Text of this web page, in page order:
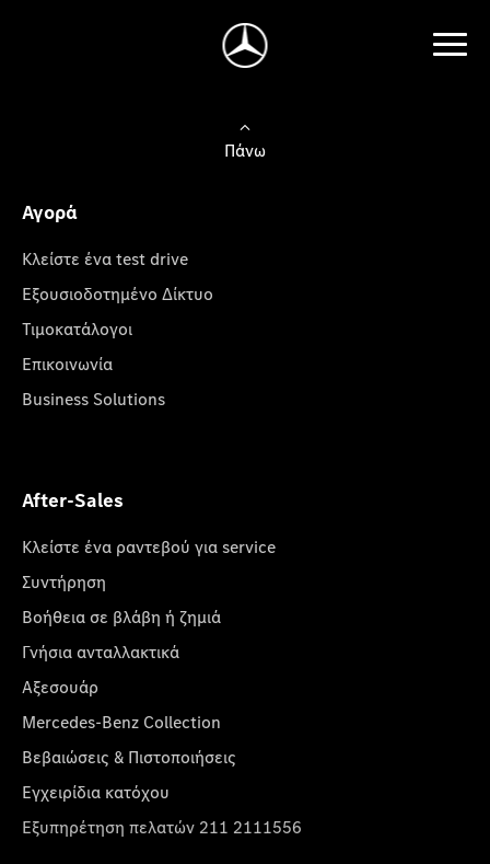
Πάνω
Αγορά
Κλείστε ένα test drive
Εξουσιοδοτημένο Δίκτυο
Τιμοκατάλογοι
Επικοινωνία
Business Solutions
After-Sales
Κλείστε ένα ραντεβού για service
Συντήρηση
Βοήθεια σε βλάβη ή ζημιά
Γνήσια ανταλλακτικά
Αξεσουάρ
Mercedes-Benz Collection
Βεβαιώσεις & Πιστοποιήσεις
Εγχειρίδια κατόχου
Εξυπηρέτηση πελατών 211 2111556